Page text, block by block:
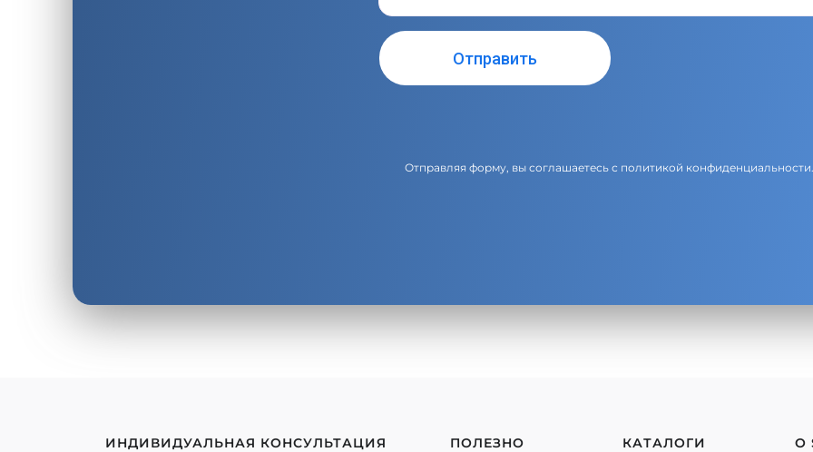
Отправляя форму, вы соглашаетесь с политикой конфиденциальности
ИНДИВИДУАЛЬНАЯ КОНСУЛЬТАЦИЯ ПОЛЕЗНО КАТАЛОГИ О